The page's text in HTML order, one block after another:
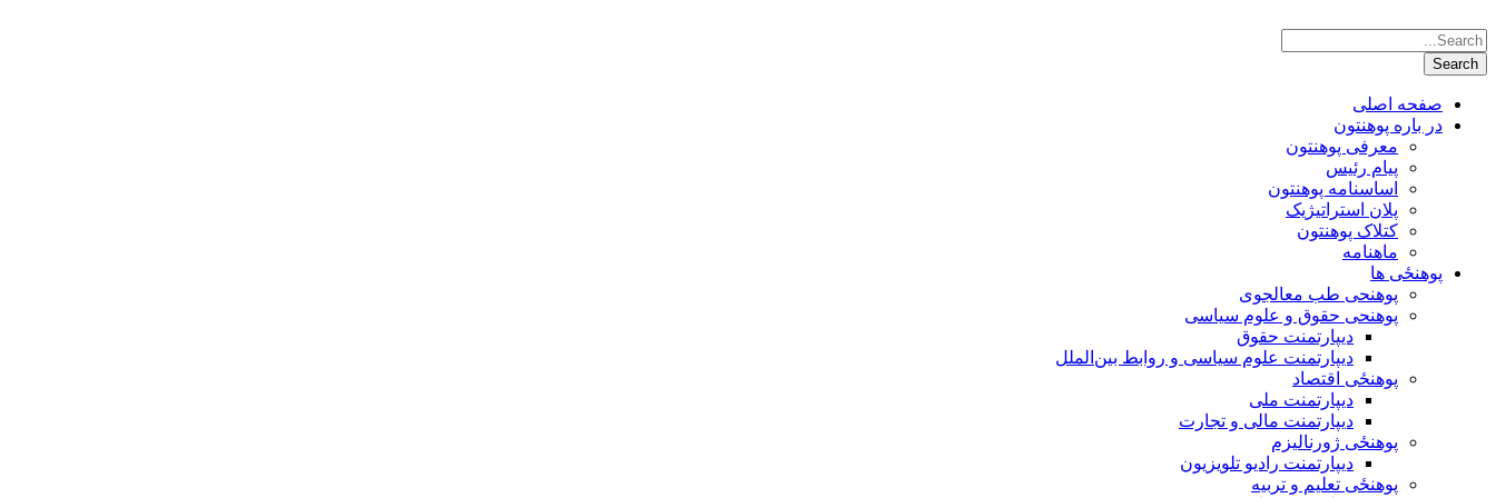
صفحه اصلی
در باره پوهنتون
معرفی پوهنتون
پیام رئیس
اساسنامه پوهنتون
پلان استراتیژیک
کتلاک پوهنتون
ماهنامه
پوهنځی ها
پوهنحی طب معالجوی
پوهنحی حقوق و علوم سیاسی
دیپارتمنت حقوق
دیپارتمنت علوم سیاسی و روابط بین‌الملل
پوهنځی اقتصاد
دیپارتمنت ملی
دیپارتمنت مالی و تجارت
پوهنځی ژورنالیزم
دیپارتمنت رادیو تلویزیون
پوهنځی تعلیم و تربیه